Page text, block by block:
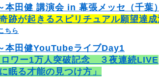
本田健 講演会 in 幕張メッセ（千葉
跡が起きるスピリチュアル願望達
ちら
本田健YouTubeライブDay1
ワー1万人突破記念 ３夜連続LIVE
眠る才能の見つけ方」